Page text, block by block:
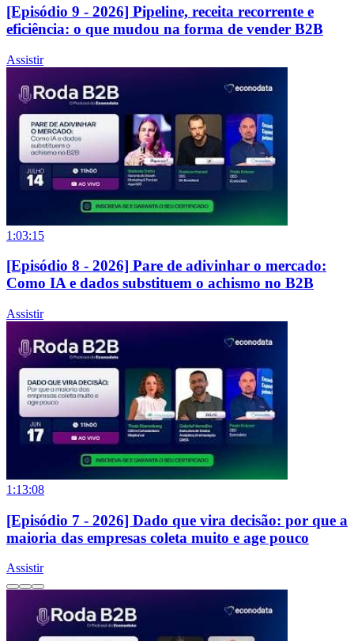
[Episódio 9 - 2026] Pipeline, receita recorrente e
eficiência: o que mudou na forma de vender B2B
Assistir
1:03:15
[Episódio 8 - 2026] Pare de adivinhar o mercado:
Como IA e dados substituem o achismo no B2B
Assistir
1:13:08
[Episódio 7 - 2026] Dado que vira decisão: por que a
maioria das empresas coleta muito e age pouco
Assistir